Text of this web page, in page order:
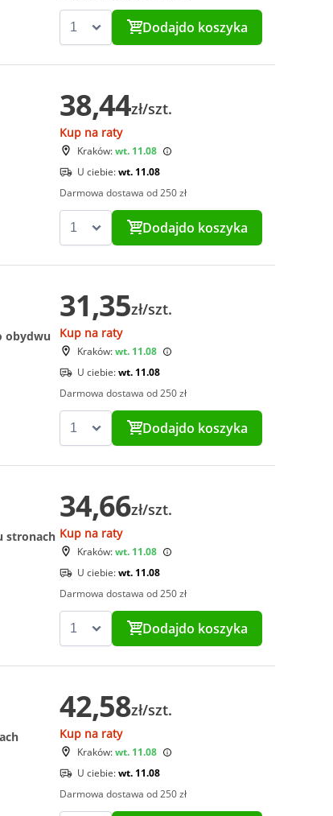
Dodajdo koszyka
38,44zł/szt.
Kup na raty
Kraków:wt. 11.08
U ciebie:wt. 11.08
Darmowa dostawa od 250 zł
Dodajdo koszyka
obydwu
31,35zł/szt.
Kup na raty
Kraków:wt. 11.08
U ciebie:wt. 11.08
Darmowa dostawa od 250 zł
Dodajdo koszyka
stronach
34,66zł/szt.
Kup na raty
Kraków:wt. 11.08
U ciebie:wt. 11.08
Darmowa dostawa od 250 zł
Dodajdo koszyka
42,58zł/szt.
Kup na raty
Kraków:wt. 11.08
U ciebie:wt. 11.08
Darmowa dostawa od 250 zł